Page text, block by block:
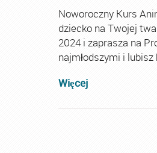
Noworoczny Kurs
dziecko na Twojej
2024 i zaprasza na
najmłodszymi i
Więcej